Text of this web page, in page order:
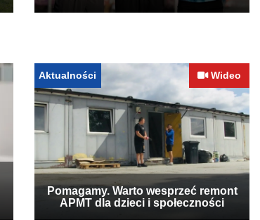
Aktualności Wideo
Pomagamy. Warto wesprzeć remont
APMT dla dzieci i społeczności